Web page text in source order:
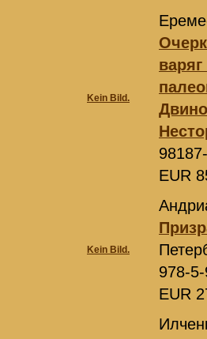
Kein Bild.
EUR
Kein Bild.
978-
EUR